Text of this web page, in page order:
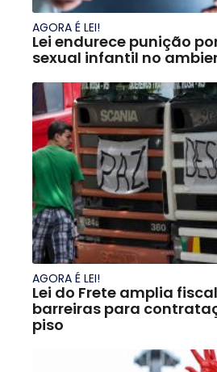
AGORA É LEI!
Lei endurece punição
sexual infantil no
AGORA É LEI!
Lei do Frete amplia
barreiras para
piso